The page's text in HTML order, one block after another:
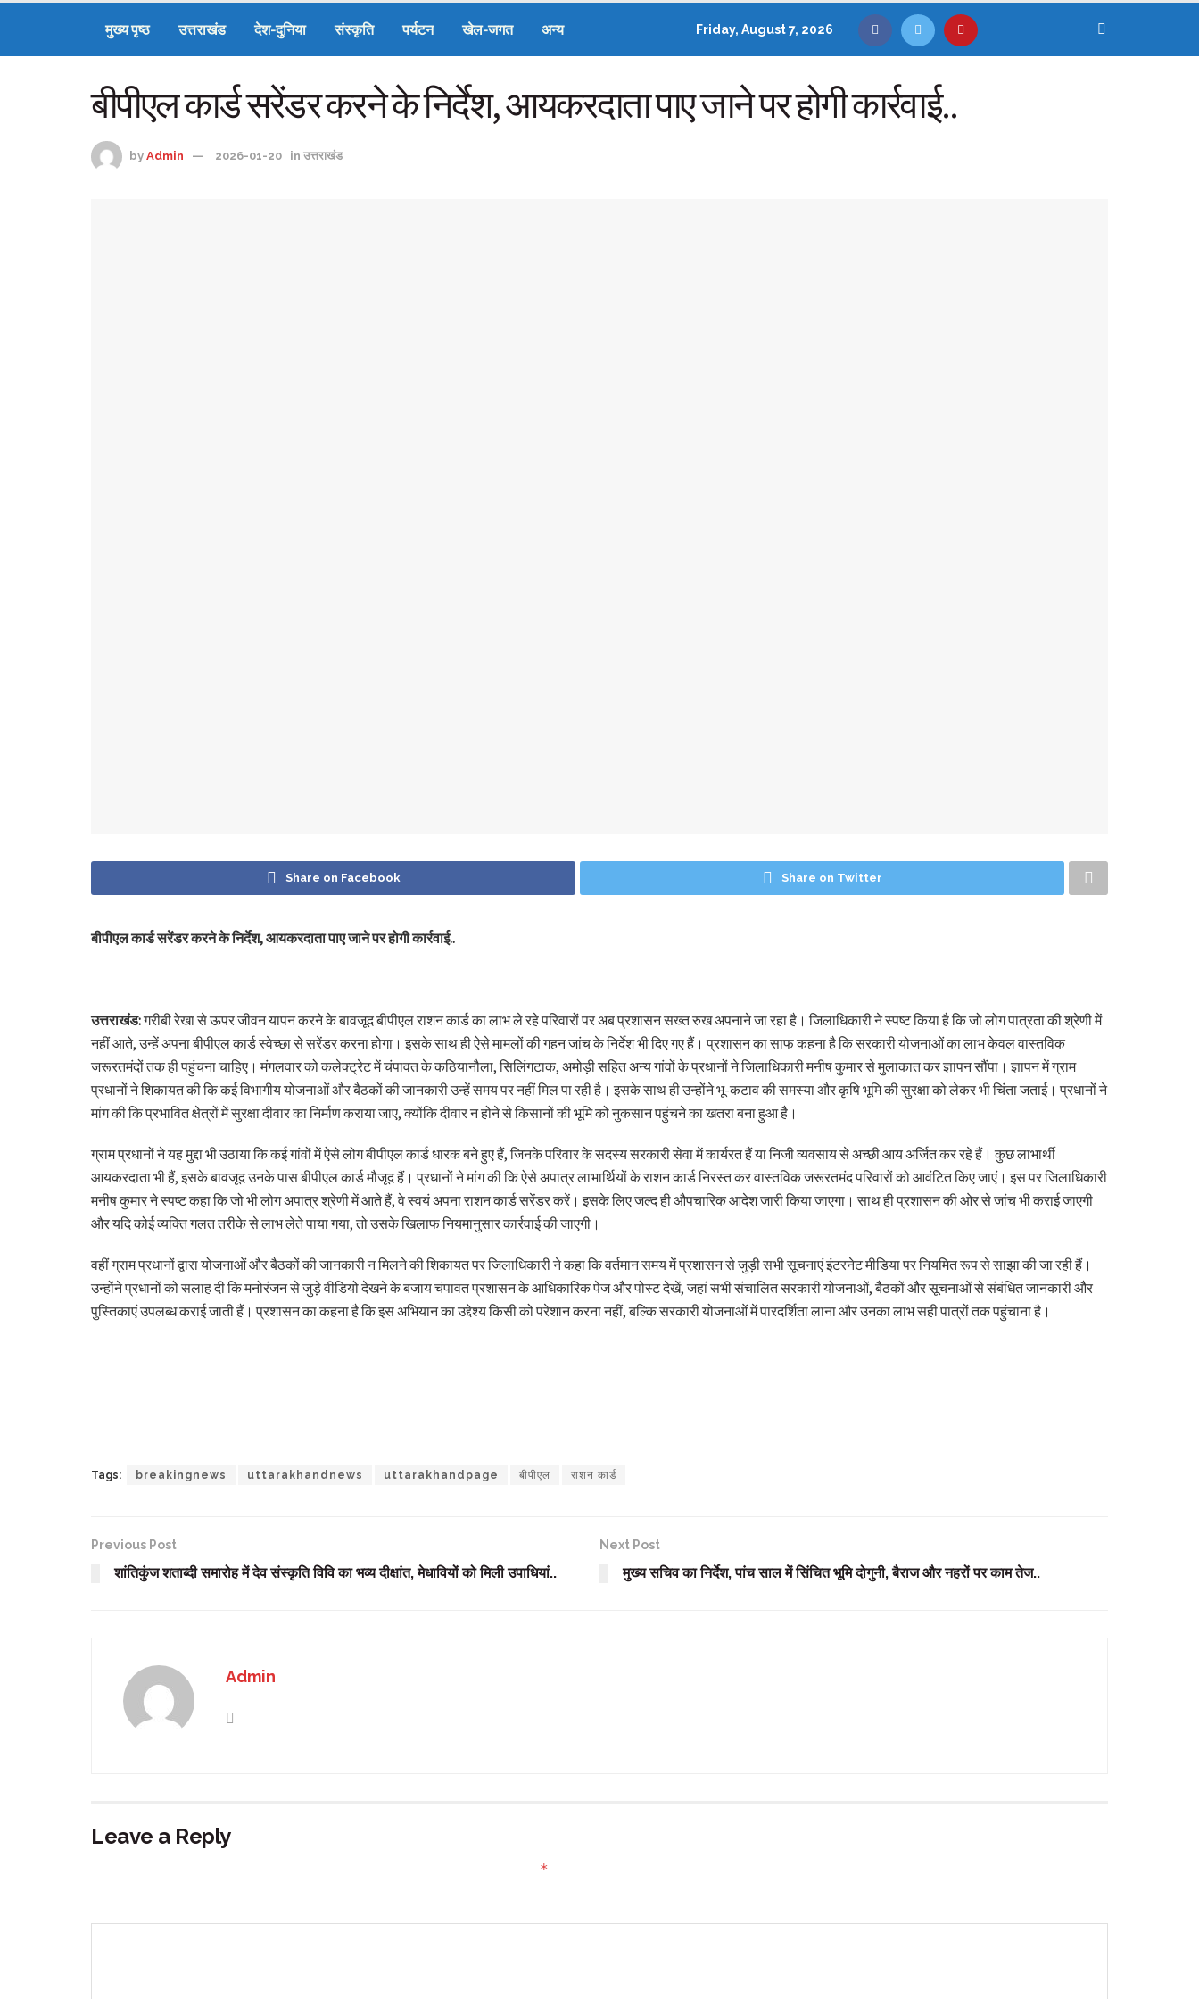
मुख्य पृष्ठ उत्तराखंड देश-दुनिया संस्कृति पर्यटन खेल-जगत अन्य Friday, August 7, 2026
बीपीएल कार्ड सरेंडर करने के निर्देश, आयकरदाता पाए जाने पर होगी कार्रवाई..
by Admin 2026-01-20 in उत्तराखंड
Share on Facebook Share on Twitter
बीपीएल कार्ड सरेंडर करने के निर्देश, आयकरदाता पाए जाने पर होगी कार्रवाई..
उत्तराखंड:गरीबी रेखा से ऊपर जीवन यापन करने के बावजूद बीपीएल राशन कार्ड का लाभ ले रहे परिवारों पर अब प्रशासन सख्त रुख अपनाने जा रहा है। जिलाधिकारी ने स्पष्ट किया है कि जो लोग पात्रता की श्रेणी में
नहीं आते, उन्हें अपना बीपीएल कार्ड स्वेच्छा से सरेंडर करना होगा। इसके साथ ही ऐसे मामलों की गहन जांच के निर्देश भी दिए गए हैं। प्रशासन का साफ कहना है कि सरकारी योजनाओं का लाभ केवल वास्तविक
जरूरतमंदों तक ही पहुंचना चाहिए। मंगलवार को कलेक्ट्रेट में चंपावत के कठियानौला, सिलिंगटाक, अमोड़ी सहित अन्य गांवों के प्रधानों ने जिलाधिकारी मनीष कुमार से मुलाकात कर ज्ञापन सौंपा। ज्ञापन में ग्राम
प्रधानों ने शिकायत की कि कई विभागीय योजनाओं और बैठकों की जानकारी उन्हें समय पर नहीं मिल पा रही है। इसके साथ ही उन्होंने भू-कटाव की समस्या और कृषि भूमि की सुरक्षा को लेकर भी चिंता जताई। प्रधानों ने
मांग की कि प्रभावित क्षेत्रों में सुरक्षा दीवार का निर्माण कराया जाए, क्योंकि दीवार न होने से किसानों की भूमि को नुकसान पहुंचने का खतरा बना हुआ है।
ग्राम प्रधानों ने यह मुद्दा भी उठाया कि कई गांवों में ऐसे लोग बीपीएल कार्ड धारक बने हुए हैं, जिनके परिवार के सदस्य सरकारी सेवा में कार्यरत हैं या निजी व्यवसाय से अच्छी आय अर्जित कर रहे हैं। कुछ लाभार्थी
आयकरदाता भी हैं, इसके बावजूद उनके पास बीपीएल कार्ड मौजूद हैं। प्रधानों ने मांग की कि ऐसे अपात्र लाभार्थियों के राशन कार्ड निरस्त कर वास्तविक जरूरतमंद परिवारों को आवंटित किए जाएं। इस पर जिलाधिकारी
मनीष कुमार ने स्पष्ट कहा कि जो भी लोग अपात्र श्रेणी में आते हैं, वे स्वयं अपना राशन कार्ड सरेंडर करें। इसके लिए जल्द ही औपचारिक आदेश जारी किया जाएगा। साथ ही प्रशासन की ओर से जांच भी कराई जाएगी
और यदि कोई व्यक्ति गलत तरीके से लाभ लेते पाया गया, तो उसके खिलाफ नियमानुसार कार्रवाई की जाएगी।
वहीं ग्राम प्रधानों द्वारा योजनाओं और बैठकों की जानकारी न मिलने की शिकायत पर जिलाधिकारी ने कहा कि वर्तमान समय में प्रशासन से जुड़ी सभी सूचनाएं इंटरनेट मीडिया पर नियमित रूप से साझा की जा रही हैं।
उन्होंने प्रधानों को सलाह दी कि मनोरंजन से जुड़े वीडियो देखने के बजाय चंपावत प्रशासन के आधिकारिक पेज और पोस्ट देखें, जहां सभी संचालित सरकारी योजनाओं, बैठकों और सूचनाओं से संबंधित जानकारी और
पुस्तिकाएं उपलब्ध कराई जाती हैं। प्रशासन का कहना है कि इस अभियान का उद्देश्य किसी को परेशान करना नहीं, बल्कि सरकारी योजनाओं में पारदर्शिता लाना और उनका लाभ सही पात्रों तक पहुंचाना है।
Tags: breakingnews uttarakhandnews uttarakhandpage बीपीएल राशन कार्ड
Previous Post
शांतिकुंज शताब्दी समारोह में देव संस्कृति विवि का भव्य दीक्षांत, मेधावियों को मिली उपाधियां..
Next Post
मुख्य सचिव का निर्देश, पांच साल में सिंचित भूमि दोगुनी, बैराज और नहरों पर काम तेज..
Admin
Leave a Reply
*